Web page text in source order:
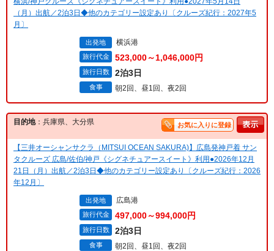
（月）出航／2泊3日◆他のカテゴリー設定あり〔クルーズ紀行：2027年5
月〕
出発地 横浜港
旅行代金 523,000～1,046,000円
旅行日数 2泊3日
食事 朝2回、昼1回、夜2回
目的地：兵庫県、大分県 お気に入りに登録
【三井オーシャンサクラ（MITSUI OCEAN SAKURA)】広島発神戸着 サン
タクルーズ 広島/佐伯/神戸《シグネチュアースイート》利用●2026年12月
21日（月）出航／2泊3日◆他のカテゴリー設定あり〔クルーズ紀行：2026
年12月〕
出発地 広島港
旅行代金 497,000～994,000円
旅行日数 2泊3日
食事 朝2回、昼1回、夜2回